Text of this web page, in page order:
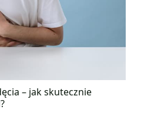
– jak skutecznie